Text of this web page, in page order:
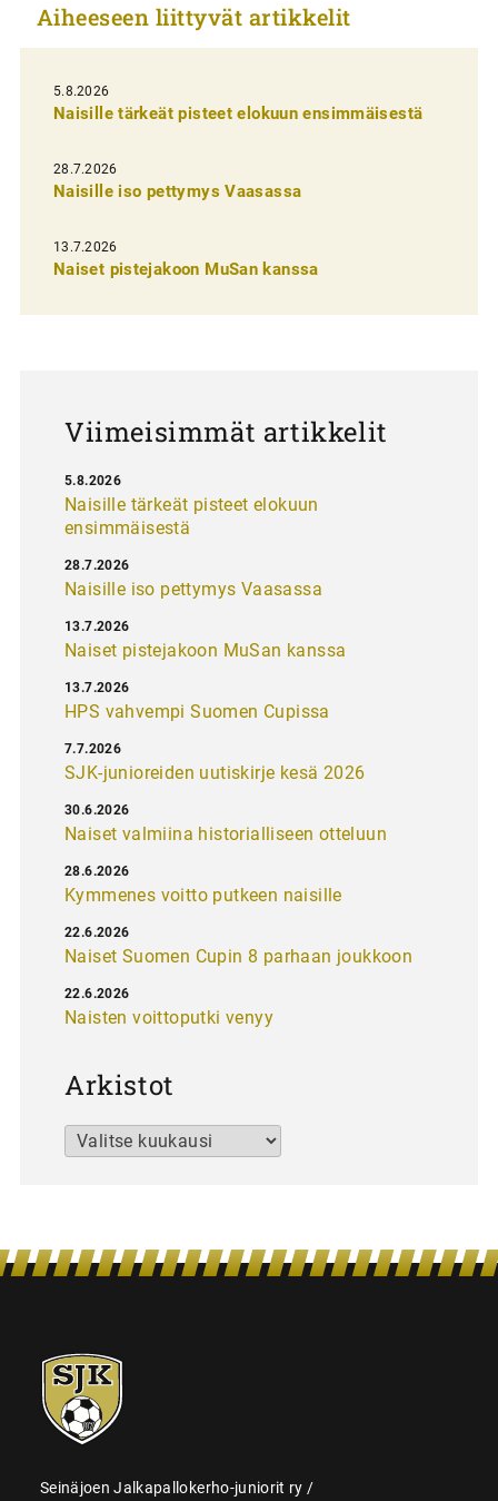
k
e
l
i
e
n
e
Aiheeseen liittyvät artikkelit
5.8.2026
Naisille tärkeät pisteet elokuun ensimmäisestä
28.7.2026
Naisille iso pettymys Vaasassa
13.7.2026
Naiset pistejakoon MuSan kanssa
Viimeisimmät artikkelit
Naisille tärkeät pisteet elokuun
ensimmäisestä
5.8.2026
Naisille iso pettymys Vaasassa
28.7.2026
Naiset pistejakoon MuSan kanssa
13.7.2026
HPS vahvempi Suomen Cupissa
13.7.2026
SJK-junioreiden uutiskirje kesä 2026
7.7.2026
Naiset valmiina historialliseen otteluun
30.6.2026
Kymmenes voitto putkeen naisille
28.6.2026
Naiset Suomen Cupin 8 parhaan joukkoon
22.6.2026
Naisten voittoputki venyy
22.6.2026
Arkistot
Arkistot
SJK-
juniorit
Seinäjoen Jalkapallokerho-juniorit ry /